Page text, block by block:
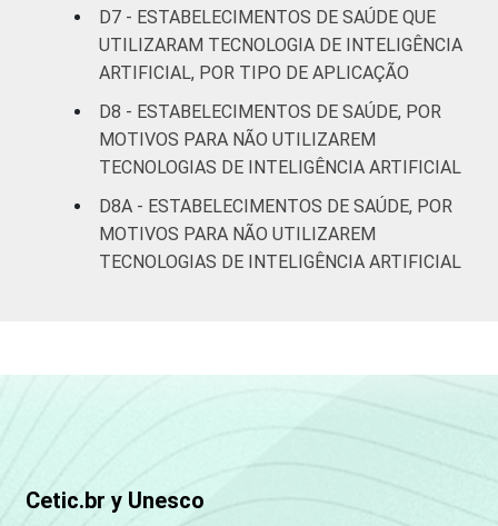
D7 - ESTABELECIMENTOS DE SAÚDE QUE
UTILIZARAM TECNOLOGIA DE INTELIGÊNCIA
ARTIFICIAL, POR TIPO DE APLICAÇÃO
D8 - ESTABELECIMENTOS DE SAÚDE, POR
MOTIVOS PARA NÃO UTILIZAREM
TECNOLOGIAS DE INTELIGÊNCIA ARTIFICIAL
D8A - ESTABELECIMENTOS DE SAÚDE, POR
MOTIVOS PARA NÃO UTILIZAREM
TECNOLOGIAS DE INTELIGÊNCIA ARTIFICIAL
Cetic.br y Unesco